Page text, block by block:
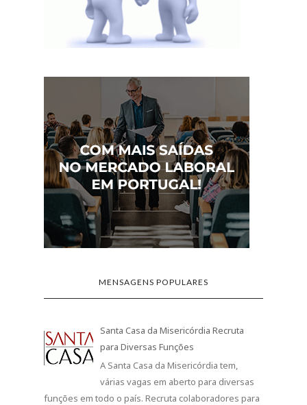
MENSAGENS POPULARES
Santa Casa da Misericórdia Recruta
para Diversas Funções
A Santa Casa da Misericórdia tem,
várias vagas em aberto para diversas
funções em todo o país. Recruta colaboradores para